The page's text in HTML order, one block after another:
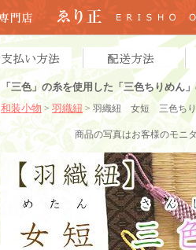
「三色」の糸を使用した「三色ちりめん
和装小物 > 羽織紐 > 羽織紐 女短 三色ち
商品の写真はお客様のモニ